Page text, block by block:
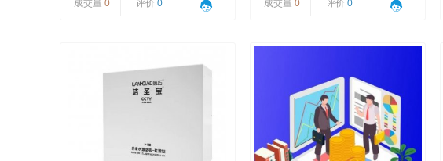
成交量 0 评价 0 成交量 0 评价 0